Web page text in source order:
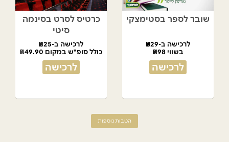
שובר לספר בסטימצקי
לרכישה ב-₪29
בשווי ₪98
לרכישה
כרטיס לסרט בסינמה
סיטי
לרכישה ב-₪25
כולל סופ"ש במקום ₪49.90
לרכישה
הטבות נוספות